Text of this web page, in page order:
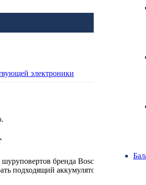
бренда Bosch 18V.
подходящий аккумулятор можно